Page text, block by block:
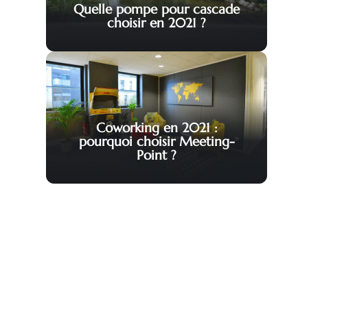
Quelle pompe pour cascade
choisir en 2021 ?
Coworking en 2021 :
pourquoi choisir Meeting-
Point ?